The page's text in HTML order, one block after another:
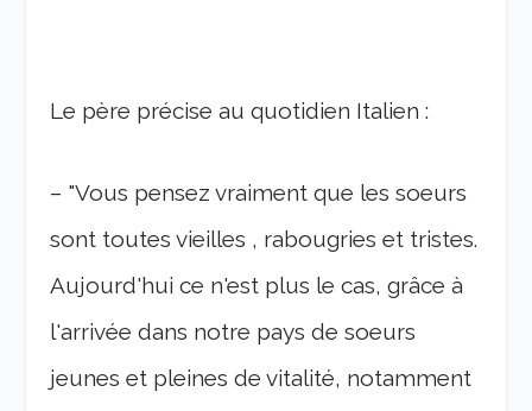
Le père précise au quotidien Italien :
– "Vous pensez vraiment que les soeurs
sont toutes vieilles , rabougries et tristes.
Aujourd'hui ce n'est plus le cas, grâce à
l'arrivée dans notre pays de soeurs
jeunes et pleines de vitalité, notamment